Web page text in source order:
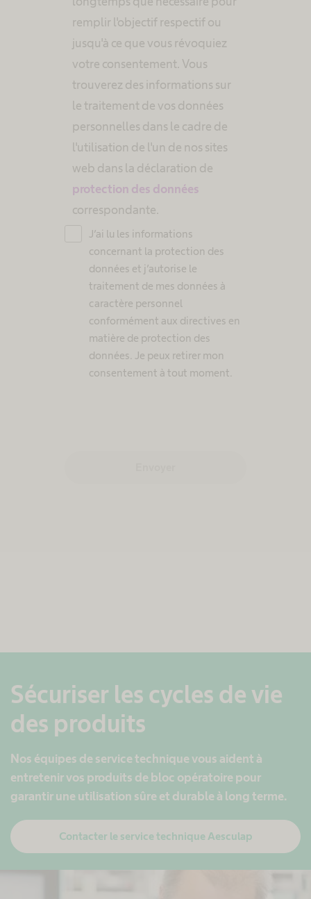
remplir l'objectif respectif ou
jusqu'à ce que vous révoquiez
votre consentement. Vous
trouverez des informations sur
le traitement de vos données
personnelles dans le cadre de
l'utilisation de l'un de nos sites
web dans la déclaration de
protection des données
correspondante.
J’ai lu les informations
concernant la protection des
données et j’autorise le
traitement de mes données à
caractère personnel
conformément aux directives en
matière de protection des
données. Je peux retirer mon
consentement à tout moment.
Sécuriser les cycles de vie
des produits
Nos équipes de service technique vous aident à
entretenir vos produits de bloc opératoire pour
garantir une utilisation sûre et durable à long terme.
Contacter le service technique Aesculap